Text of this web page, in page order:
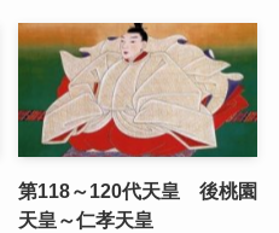
第118～120代天皇 後桃園
天皇～仁孝天皇